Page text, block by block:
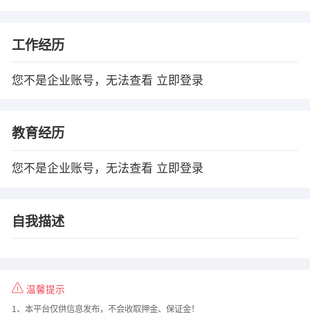
工作经历
您不是企业账号，无法查看 立即登录
教育经历
您不是企业账号，无法查看 立即登录
自我描述
温馨提示
1、本平台仅供信息发布，不会收取押金、保证金！